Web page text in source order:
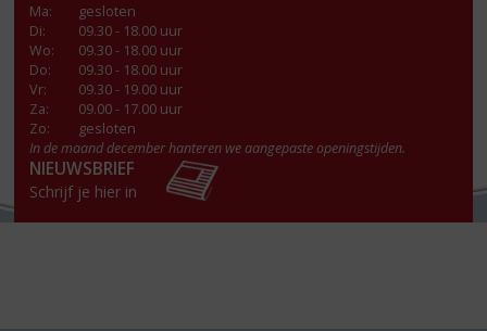
Ma:
gesloten
Di:
09.30 - 18.00 uur
Wo:
09.30 - 18.00 uur
Do:
09.30 - 18.00 uur
Vr:
09.30 - 19.00 uur
Za:
09.00 - 17.00 uur
Zo:
gesloten
In de maand december hanteren we aangepaste openingstijden.
NIEUWSBRIEF
Schrijf je hier in